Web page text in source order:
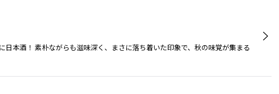
本酒！ 素朴ながらも滋味深く、まさに落ち着いた印象で、秋の味覚が集まる